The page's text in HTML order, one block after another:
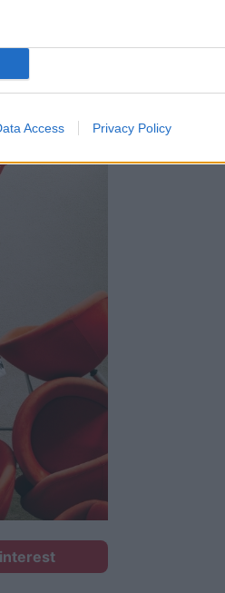
Access Privacy Policy
úgy
többször is
boldogság